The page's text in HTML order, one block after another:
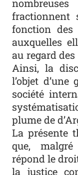
fractionnent
fonction des
auxquelles
au regard
Ainsi, la
l’objet
société
plume de
La présente
que,
répond le
la justice